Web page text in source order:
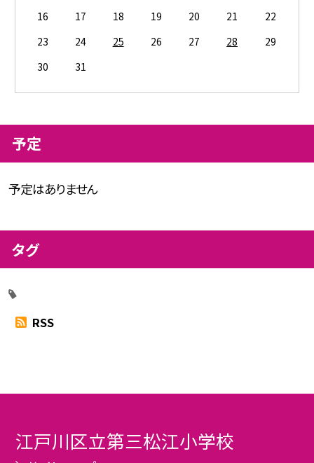
16
17 18 19 20 21
22
23
24 25 26 27 28
29
30
31
予定
予定はありません
タグ
RSS
江戸川区立第三松江小学校